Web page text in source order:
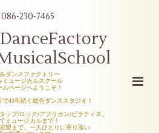
086-230-7465
ダンスファクトリー
ミュージカルスクール
ムページへようこそ！
43年続く総合ダンススタジオ！
ップ/ロック/アフリカン/ピラティス、
ミュージカルまで！
望まで、一人ひとりに寄り添い